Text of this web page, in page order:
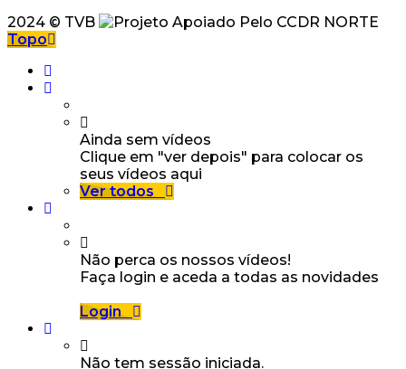
2024 © TVB
Topo
Ainda sem vídeos
Clique em "ver depois" para colocar os
seus vídeos aqui
Ver todos
Não perca os nossos vídeos!
Faça login e aceda a todas as novidades
Login
Não tem sessão iniciada.